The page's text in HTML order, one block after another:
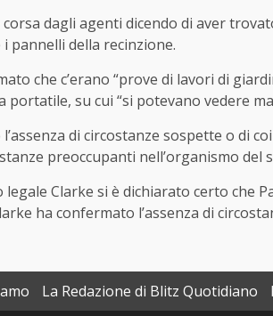
dagli agenti dicendo di aver
pannelli della recinzione.
che c’erano “prove di lavori di
su cui “si potevano vedere
di circostanze sospette o di
preoccupanti nell’organismo del
Clarke si è dichiarato certo che
ha confermato l’assenza di
La Redazione di Blitz Quotidiano